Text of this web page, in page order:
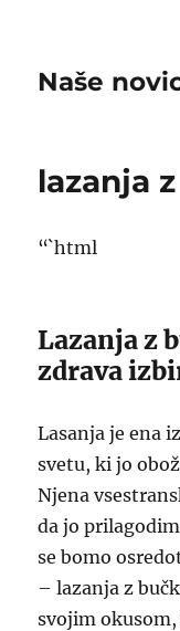
Naše
lazanja
“`html
Lazanja z
zdrava
Lasanja je ena
svetu, ki jo
Njena
da jo
se bomo
– lazanja z
svojim